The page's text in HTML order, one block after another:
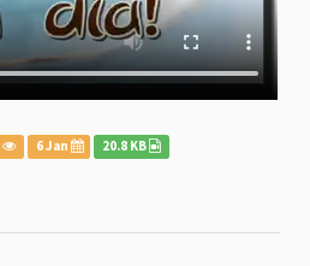
6 Jan 20.8 KB